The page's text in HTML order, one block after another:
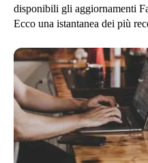
disponibili gli aggiornamenti
Ecco una istantanea dei più